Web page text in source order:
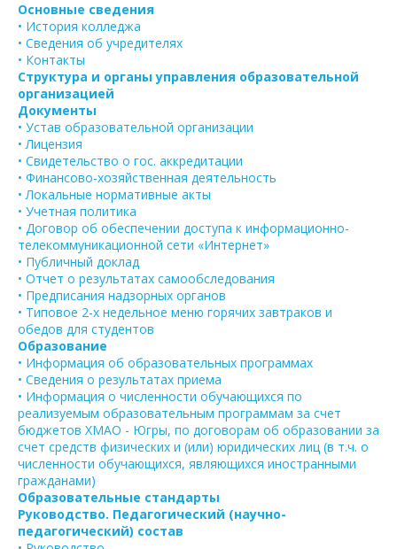
Основные сведения
• История колледжа
• Сведения об учредителях
• Контакты
Структура и органы управления образовательной
организацией
Документы
• Устав образовательной организации
• Лицензия
• Свидетельство о гос. аккредитации
• Финансово-хозяйственная деятельность
• Локальные нормативные акты
• Учетная политика
• Договор об обеспечении доступа к информационно-
телекоммуникационной сети «Интернет»
• Публичный доклад
• Отчет о результатах самообследования
• Предписания надзорных органов
• Типовое 2-х недельное меню горячих завтраков и
обедов для студентов
Образование
• Информация об образовательных программах
• Сведения о результатах приема
• Информация о численности обучающихся по
реализуемым образовательным программам за счет
бюджетов ХМАО - Югры, по договорам об образовании за
счет средств физических и (или) юридических лиц (в т.ч. о
численности обучающихся, являющихся иностранными
гражданами)
Образовательные стандарты
Руководство. Педагогический (научно-
педагогический) состав